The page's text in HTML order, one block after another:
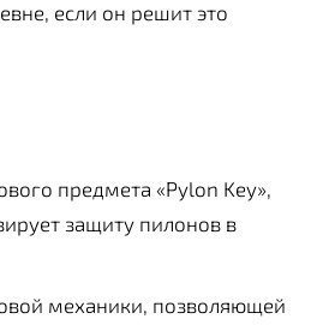
если он решит это
предмета «Pylon Key»,
защиту пилонов в
механики, позволяющей